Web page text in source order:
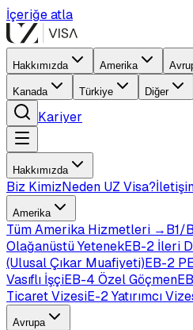
İçeriğe atla
Hakkımızda Amerika
Kanada Türkiye Diğer
Kariyer
Hakkımızda
Biz KimizNeden UZ Visa?
Amerika
TümAmerika Hizmetleri →B1/
Olağanüstü YetenekEB-2 İleri
(Ulusal Çıkar Muafiyeti)EB-2
Vasıflı İşçiEB-4 Özel Göçmen
Ticaret VizesiE-2 Yatırımcı
Avrupa